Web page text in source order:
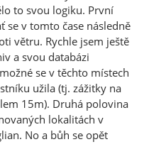
to svou logiku. První
se v tomto čase následně
větru. Rychle jsem ještě
a svou databázi
se v těchto místech
užila (tj. zážitky na
15m). Druhá polovina
lokalitách v
No a bůh se opět